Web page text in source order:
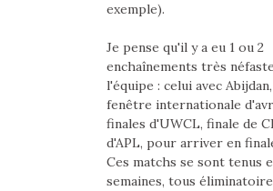
exemple).
Je pense qu'il y a eu 1 ou 2
enchaînements très
l'équipe : celui avec
fenêtre internationale
finales d'UWCL, finale de
d'APL, pour arriver en
Ces matchs se sont tenus
semaines, tous